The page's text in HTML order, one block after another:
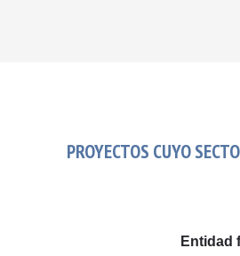
PROYECTOS CUYO
Entidad